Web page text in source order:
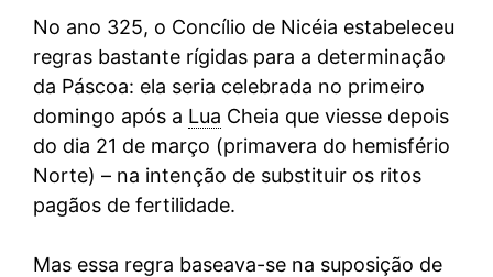
No ano 325, o Concílio de Nicéia estabeleceu
regras bastante rígidas para a determinação
da Páscoa: ela seria celebrada no primeiro
domingo após a Lua Cheia que viesse depois
do dia 21 de março (primavera do hemisfério
Norte) – na intenção de substituir os ritos
pagãos de fertilidade.
Mas essa regra baseava-se na suposição de